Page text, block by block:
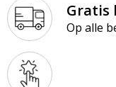
Gratis
Op alle